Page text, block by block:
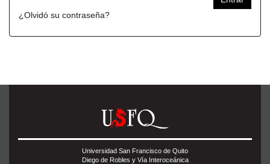
¿Olvidó su contraseña?
Universidad San Francisco de Quito
Diego de Robles y Vía Interoceánica